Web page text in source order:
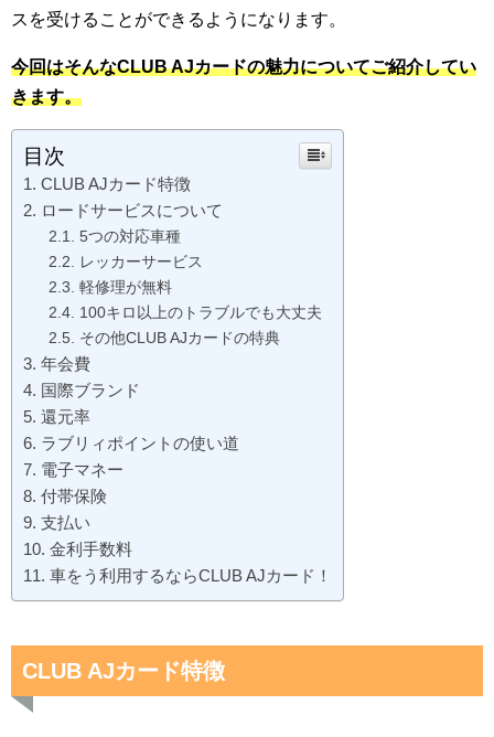
スを受けることができるようになります。
今回はそんなCLUB AJカードの魅力についてご紹介してい
きます。
目次
CLUB AJカード特徴
ロードサービスについて
5つの対応車種
レッカーサービス
軽修理が無料
100キロ以上のトラブルでも大丈夫
その他CLUB AJカードの特典
年会費
国際ブランド
還元率
ラブリィポイントの使い道
電子マネー
付帯保険
支払い
金利手数料
車をう利用するならCLUB AJカード！
CLUB AJカード特徴